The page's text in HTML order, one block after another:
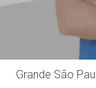
Grande São